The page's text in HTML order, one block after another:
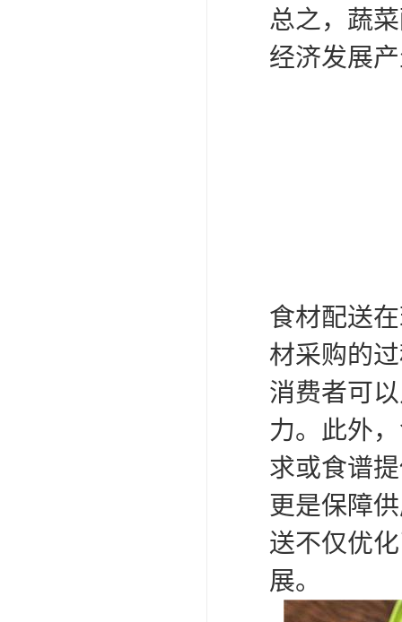
总之，蔬
经济发展
食材配送
材采购的
消费者可
力。此外
求或食谱
更是保障
送不仅优
展。